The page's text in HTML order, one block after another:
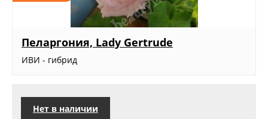
Пеларгония, Lady Gertrude
ИВИ - гибрид
Нет в наличии